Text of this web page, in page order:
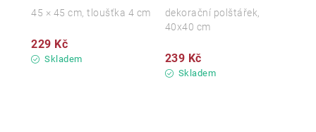
Skladem
229 Kč
45 × 45 cm, tloušťka 4 cm
Skladem
239 Kč
dekorační polštářek,
40x40 cm